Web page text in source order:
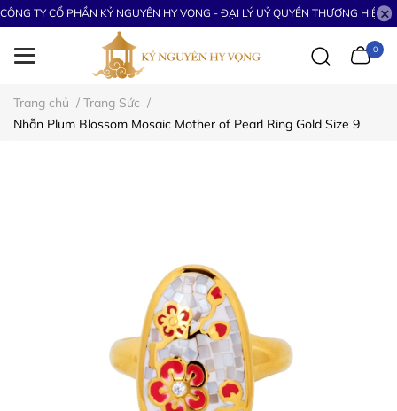
CÔNG TY CỔ PHẦN KỶ NGUYÊN HY VỌNG - ĐẠI LÝ UỶ QUYỀN THƯƠNG HIỆU
0
Trang chủ / Trang Sức /
Nhẫn Plum Blossom Mosaic Mother of Pearl Ring Gold Size 9